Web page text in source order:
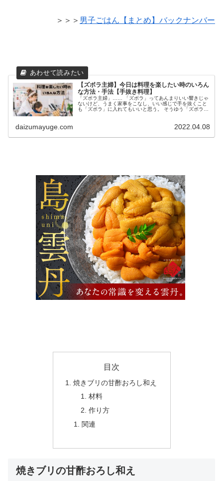
＞＞＞ 男子ごはん【まとめ】バックナンバー
【ズボラ主婦】今日は料理を楽したい時のいろん
な方法・手法【手抜き料理】
「ズボラ主婦」…… 「ズボラ」ってあんまりいい響きじゃ
ないけど、うまく家事をこなし、いい感じで手を抜くこと
も「ズボラ」に入れてもいいと思う。 そうゆう「ズボラ主
daizumayuge.com 2022.04.08
目次
焼きブリの甘酢おろし和え
材料
作り方
関連
焼きブリの甘酢おろし和え